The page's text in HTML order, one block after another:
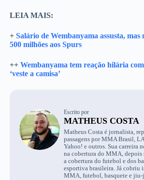
LEIA MAIS:
+ Salário de Wembanyama assusta, mas
500 milhões aos Spurs
++ Wembanyama tem reação hilária
‘veste a camisa’
Escrito por
MATHEUS COSTA
Matheus Costa é jornalista,
passagens por MMA Brasil,
Yahoo! e outros. Sua carreira
na cobertura do MMA, depois
a cobertura do futebol e dos
esportiva brasileira. Já cobriu
MMA, futebol, basquete e